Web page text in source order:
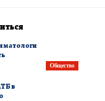
Общество
в